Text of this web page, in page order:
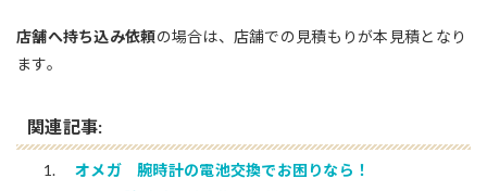
店舗へ持ち込み依頼の場合は、店舗での見積もりが本見積となり
ます。
関連記事:
オメガ 腕時計の電池交換でお困りなら！